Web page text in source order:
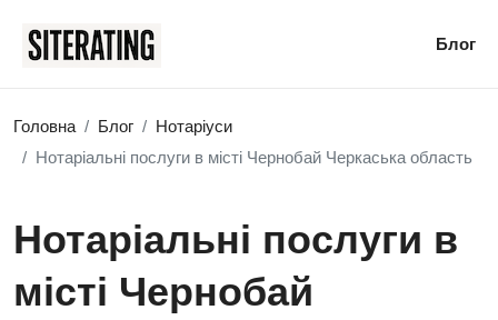
Блог
Головна Блог
Нотаріуси
Нотаріальні послуги в місті Чернобай Черкаська область
Нотаріальні послуги в
місті Чернобай